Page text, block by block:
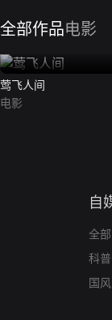
全部作品电影
莺飞人间
电影
自
全部
科普
国风